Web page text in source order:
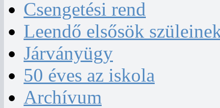
Csengetési rend
Leendő elsősök
Járványügy
50 éves az iskola
Archívum